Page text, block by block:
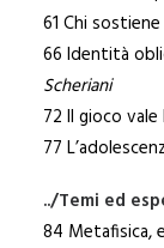
61 Chi sostiene
66 Identità
Scheriani
72 Il gioco vale
77
../Temi ed
84 Metafisica,